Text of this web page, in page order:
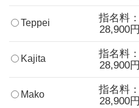
Teppei
指名料：
28,900円
Kajita
指名料：
28,900円
Mako
指名料：
28,900円